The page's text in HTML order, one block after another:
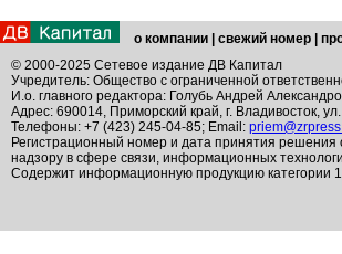
о компании свежий номер
© 2000-2025 Сетевое издание ДВ Капитал
Учредитель: Общество с ограниченной
И.о. главного редактора: Голубь Андрей
Адрес: 690014, Приморский край, г. Владивосток,
Телефоны: +7 (423) 245-04-85; Email:
Регистрационный номер и дата принятия
надзору в сфере связи, информационных
Содержит информационную продукцию категории